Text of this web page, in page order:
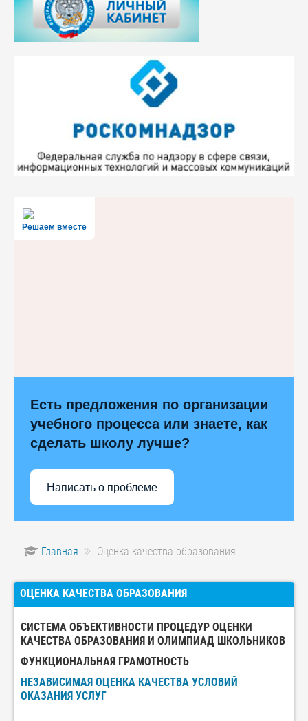
Решаем вместе
Есть предложения по организации
учебного процесса или знаете, как
сделать школу лучше?
Написать о проблеме
Главная Оценка качества образования
ОЦЕНКА КАЧЕСТВА ОБРАЗОВАНИЯ
СИСТЕМА ОБЪЕКТИВНОСТИ ПРОЦЕДУР ОЦЕНКИ
КАЧЕСТВА ОБРАЗОВАНИЯ И ОЛИМПИАД ШКОЛЬНИКОВ
ФУНКЦИОНАЛЬНАЯ ГРАМОТНОСТЬ
НЕЗАВИСИМАЯ ОЦЕНКА КАЧЕСТВА УСЛОВИЙ
ОКАЗАНИЯ УСЛУГ